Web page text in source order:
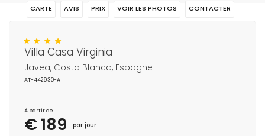
CARTE AVIS PRIX VOIR LES PHOTOS CONTACTER
Villa Casa Virginia
Javea, Costa Blanca, Espagne
AT-442930-A
À partir de
€ 189 par jour